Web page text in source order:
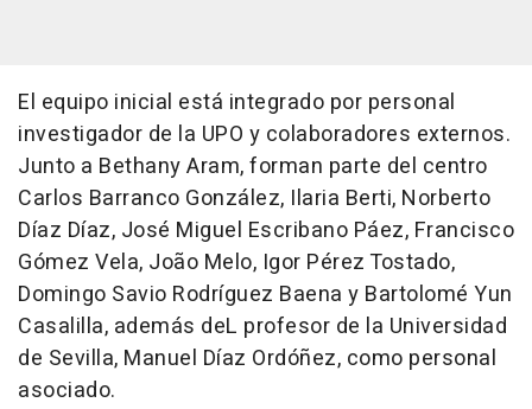
El equipo inicial está integrado por personal
investigador de la UPO y colaboradores externos.
Junto a Bethany Aram, forman parte del centro
Carlos Barranco González, Ilaria Berti, Norberto
Díaz Díaz, José Miguel Escribano Páez, Francisco
Gómez Vela, João Melo, Igor Pérez Tostado,
Domingo Savio Rodríguez Baena y Bartolomé Yun
Casalilla, además deL profesor de la Universidad
de Sevilla, Manuel Díaz Ordóñez, como personal
asociado.